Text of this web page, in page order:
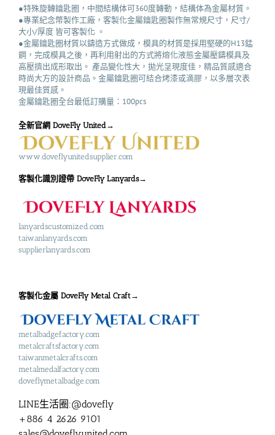
●特殊旋轉鑰匙圈，中間結構体可360度轉動，結構体為金屬材質。
●專業紀念幣製作工廠，客製化金屬鑰匙圈製作無常規尺寸，尺寸/
大小/厚度 皆可客製化 。
●金屬鑰匙圈材質以鑄造方式做成，模具的材質是採用堅硬的H13錳
鋼，完成模具之後，再利用射出的方式將熔化液態金屬壓鑄模具及
高壓擠出成形取出。 產品變化性大，拋光呈現度佳，精品質感適合
時尚大方的設計商品。金屬鑰匙圈可結合烤漆或滴膠，以多層次表
現最佳質感。
金屬鑰匙圈全台最低訂購量：100pcs
全新官網 DoveFly United→
www.doveflyunitedsupplier.com
客製化識別證帶 DoveFly Lanyards→
lanyardscustomized.com
taiwanlanyards.com
supplierlanyards.com
客製化金屬 DoveFly Metal Craft→
metalbadgefactory.com
metalcraftsfactory.com
taiwanmetalcrafts.com
metalmedalfactory.com
doveflymetalbadge.com
LINE生活圈:@dovefly
+886 4 2626 9101